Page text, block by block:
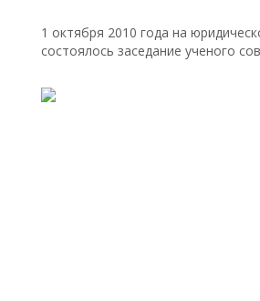
1 октября 2010 года на
состоялось заседание ученого